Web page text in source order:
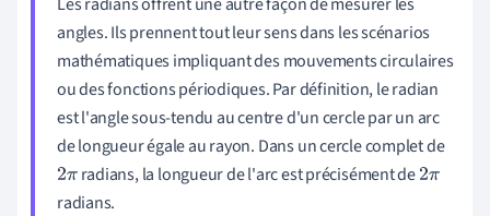
angles. Ils prennent tout leur sens dans les scénarios
mathématiques impliquant des mouvements circulaires
ou des fonctions périodiques. Par définition, le radian
est l'angle sous-tendu au centre d'un cercle par un arc
de longueur égale au rayon. Dans un cercle complet de
2πradians, la longueur de l'arc est précisément de2π
radians.